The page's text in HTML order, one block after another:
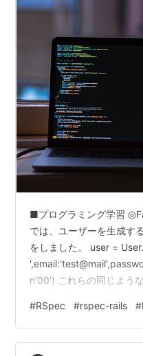
■プログラミング学習
では、ユーザーを生成す
をしました。 user =
n'00') これらの同じよう
FactoryBotになります。
できるGemになります。
インスタンスに定める値
#RSpec #rspec-rails #